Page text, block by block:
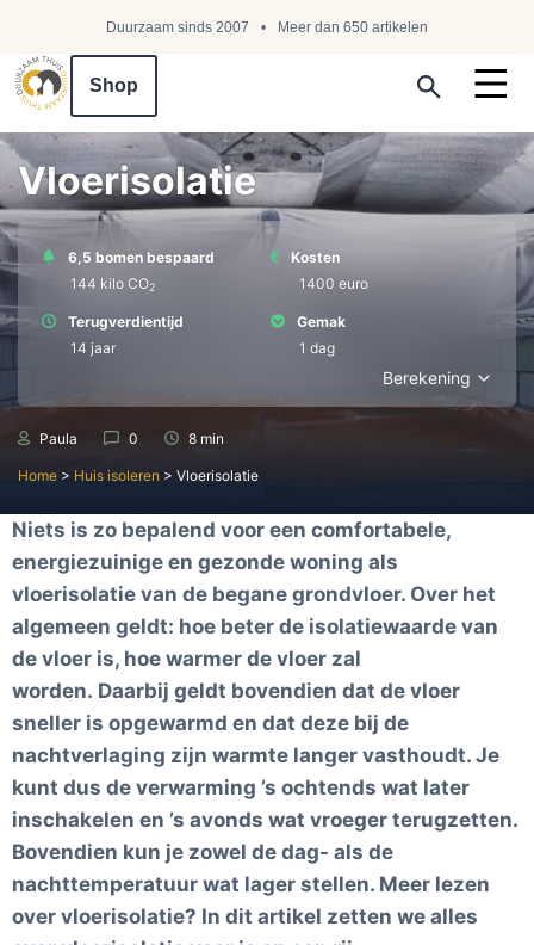
Duurzaam sinds 2007 Meer dan 650 artikelen
Shop
Vloerisolatie
6,5 bomen bespaard
144 kilo СО2
Kosten
1400 euro
Terugverdientijd
14 jaar
Gemak
1 dag
Berekening
Paula 0 8 min
Home > Huis isoleren > Vloerisolatie
Niets is zo bepalend voor een comfortabele,
energiezuinige en gezonde woning als
vloerisolatie van de begane grondvloer. Over het
algemeen geldt: hoe beter de isolatiewaarde van
de vloer is, hoe warmer de vloer zal
worden. Daarbij geldt bovendien dat de vloer
sneller is opgewarmd en dat deze bij de
nachtverlaging zijn warmte langer vasthoudt. Je
kunt dus de verwarming ’s ochtends wat later
inschakelen en ’s avonds wat vroeger terugzetten.
Bovendien kun je zowel de dag- als de
nachttemperatuur wat lager stellen. Meer lezen
over vloerisolatie? In dit artikel zetten we alles